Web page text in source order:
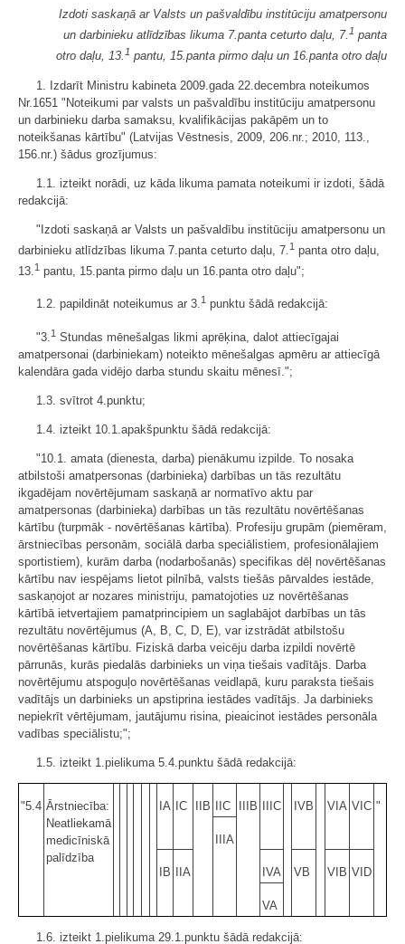
Izdoti saskaņā ar Valsts un pašvaldību institūciju amatpersonu
un darbinieku atlīdzības likuma 7.panta ceturto daļu, 7. 1 panta
otro daļu, 13. 1 pantu, 15.panta pirmo daļu un 16.panta otro daļu
1. Izdarīt Ministru kabineta 2009.gada 22.decembra noteikumos
Nr.1651 "Noteikumi par valsts un pašvaldību institūciju amatpersonu
un darbinieku darba samaksu, kvalifikācijas pakāpēm un to
noteikšanas kārtību" (Latvijas Vēstnesis, 2009, 206.nr.; 2010, 113.,
156.nr.) šādus grozījumus:
1.1. izteikt norādi, uz kāda likuma pamata noteikumi ir izdoti, šādā
redakcijā:
"Izdoti saskaņā ar Valsts un pašvaldību institūciju amatpersonu un
darbinieku atlīdzības likuma 7.panta ceturto daļu, 7. 1 panta otro daļu,
13.1 pantu, 15.panta pirmo daļu un 16.panta otro daļu";
1.2. papildināt noteikumus ar 3.1 punktu šādā redakcijā:
"3. 1 Stundas mēnešalgas likmi aprēķina, dalot attiecīgajai
amatpersonai (darbiniekam) noteikto mēnešalgas apmēru ar attiecīgā
kalendāra gada vidējo darba stundu skaitu mēnesī.";
1.3. svītrot 4.punktu;
1.4. izteikt 10.1.apakšpunktu šādā redakcijā:
"10.1. amata (dienesta, darba) pienākumu izpilde. To nosaka
atbilstoši amatpersonas (darbinieka) darbības un tās rezultātu
ikgadējam novērtējumam saskaņā ar normatīvo aktu par
amatpersonas (darbinieka) darbības un tās rezultātu novērtēšanas
kārtību (turpmāk - novērtēšanas kārtība). Profesiju grupām (piemēram,
ārstniecības personām, sociālā darba speciālistiem, profesionālajiem
sportistiem), kurām darba (nodarbošanās) specifikas dēļ novērtēšanas
kārtību nav iespējams lietot pilnībā, valsts tiešās pārvaldes iestāde,
saskaņojot ar nozares ministriju, pamatojoties uz novērtēšanas
kārtībā ietvertajiem pamatprincipiem un saglabājot darbības un tās
rezultātu novērtējumus (A, B, C, D, E), var izstrādāt atbilstošu
novērtēšanas kārtību. Fiziskā darba veicēju darba izpildi novērtē
pārrunās, kurās piedalās darbinieks un viņa tiešais vadītājs. Darba
novērtējumu atspoguļo novērtēšanas veidlapā, kuru paraksta tiešais
vadītājs un darbinieks un apstiprina iestādes vadītājs. Ja darbinieks
nepiekrīt vērtējumam, jautājumu risina, pieaicinot iestādes personāla
vadības speciālistu;";
1.5. izteikt 1.pielikuma 5.4.punktu šādā redakcijā:
"5.4 Ārstniecība:
Neatliekamā
medicīniskā
palīdzība
IA IC IIB IIC IIIB IIIC IVB VIA VIC "
IIIA
IB IIA IVA VB VIB VID
VA
1.6. izteikt 1.pielikuma 29.1.punktu šādā redakcijā: